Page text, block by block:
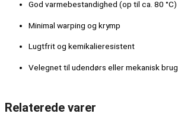
God varmebestandighed (op til ca. 80 °C)
Minimal warping og krymp
Lugtfrit og kemikalieresistent
Velegnet til udendørs eller mekanisk brug
Relaterede varer